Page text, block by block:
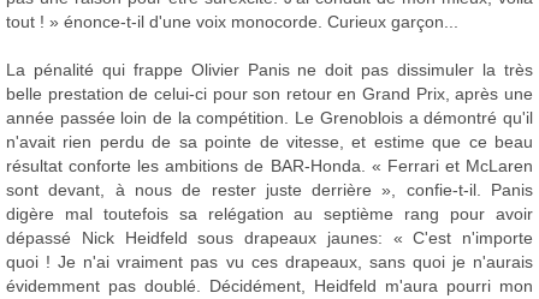
tout ! » énonce-t-il d'une voix monocorde. Curieux garçon...
La pénalité qui frappe Olivier Panis ne doit pas dissimuler la très
belle prestation de celui-ci pour son retour en Grand Prix, après une
année passée loin de la compétition. Le Grenoblois a démontré qu'il
n'avait rien perdu de sa pointe de vitesse, et estime que ce beau
résultat conforte les ambitions de BAR-Honda. « Ferrari et McLaren
sont devant, à nous de rester juste derrière », confie-t-il. Panis
digère mal toutefois sa relégation au septième rang pour avoir
dépassé Nick Heidfeld sous drapeaux jaunes: « C'est n'importe
quoi ! Je n'ai vraiment pas vu ces drapeaux, sans quoi je n'aurais
évidemment pas doublé. Décidément, Heidfeld m'aura pourri mon